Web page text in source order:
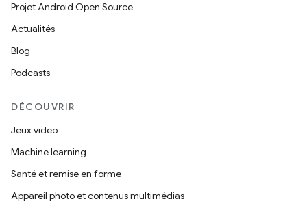
Projet Android Open Source
Actualités
Blog
Podcasts
DÉCOUVRIR
Jeux vidéo
Machine learning
Santé et remise en forme
Appareil photo et contenus multimédias